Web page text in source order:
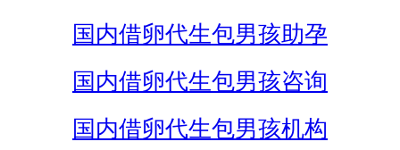
国内借卵代生包男孩助孕
国内借卵代生包男孩咨询
国内借卵代生包男孩机构